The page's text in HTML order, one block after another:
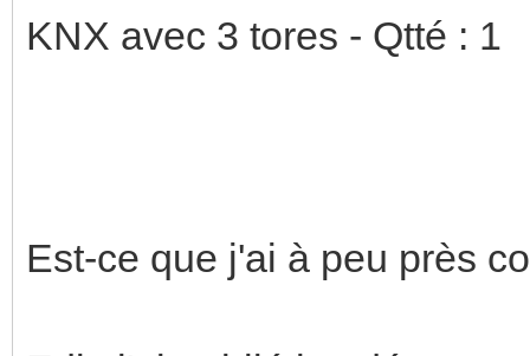
KNX avec 3 tores - Qtté : 1
Est-ce que j'ai à peu près